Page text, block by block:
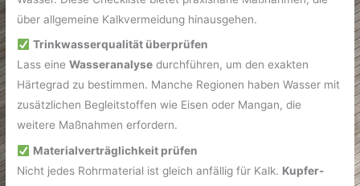
über allgemeine Kalkvermeidung hinausgehen.
Trinkwasserqualität überprüfen
Lass eineWasseranalyse durchführen, um den exakten
Härtegrad zu bestimmen. Manche Regionen haben Wasser mit
zusätzlichen Begleitstoffen wie Eisen oder Mangan, die
weitere Maßnahmen erfordern.
Materialverträglichkeit prüfen
Nicht jedes Rohrmaterial ist gleich anfällig für Kalk. Kupfer-